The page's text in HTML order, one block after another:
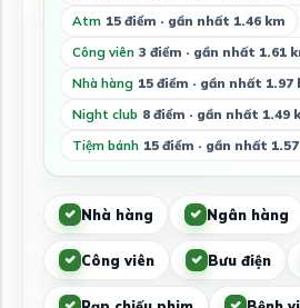
Atm 15 điểm · gần nhất 1.46 km
Công viên 3 điểm · gần nhất 1.61
Nhà hàng 15 điểm · gần nhất 1.97
Night club 8 điểm · gần nhất 1.49
Tiệm bánh 15 điểm · gần nhất
Nhà hàng Ngân hàng
Công viên Bưu điện